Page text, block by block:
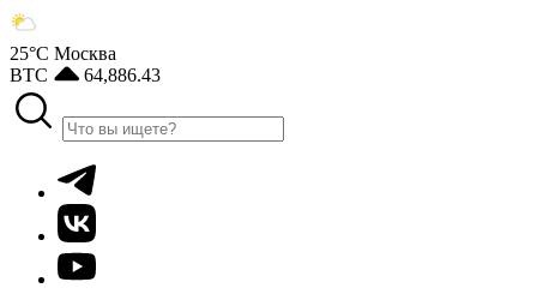
25°С Москва
BTC
64,886.43